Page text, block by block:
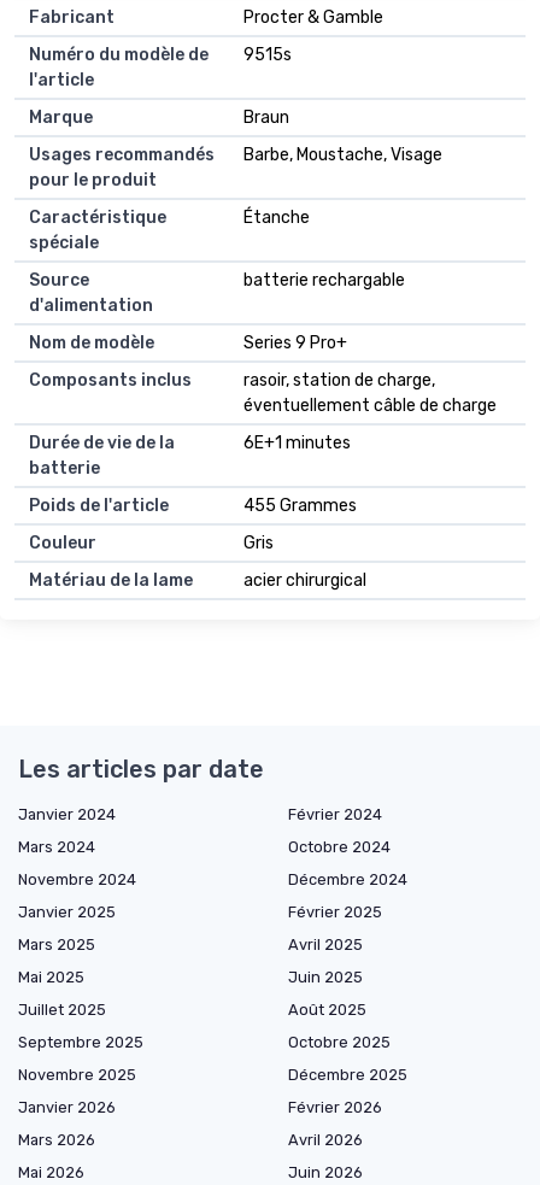
Fabricant
Procter & Gamble
Numéro du modèle de
l'article
9515s
Marque
Braun
Usages recommandés
pour le produit
Barbe, Moustache, Visage
Caractéristique
spéciale
Étanche
Source
d'alimentation
batterie rechargable
Nom de modèle
Series 9 Pro+
Composants inclus
rasoir, station de charge,
éventuellement câble de charge
Durée de vie de la
batterie
6E+1 minutes
Poids de l'article
455 Grammes
Couleur
Gris
Matériau de la lame
acier chirurgical
Les articles par date
Janvier 2024
Février 2024
Mars 2024
Octobre 2024
Novembre 2024
Décembre 2024
Janvier 2025
Février 2025
Mars 2025
Avril 2025
Mai 2025
Juin 2025
Juillet 2025
Août 2025
Septembre 2025
Octobre 2025
Novembre 2025
Décembre 2025
Janvier 2026
Février 2026
Mars 2026
Avril 2026
Mai 2026
Juin 2026